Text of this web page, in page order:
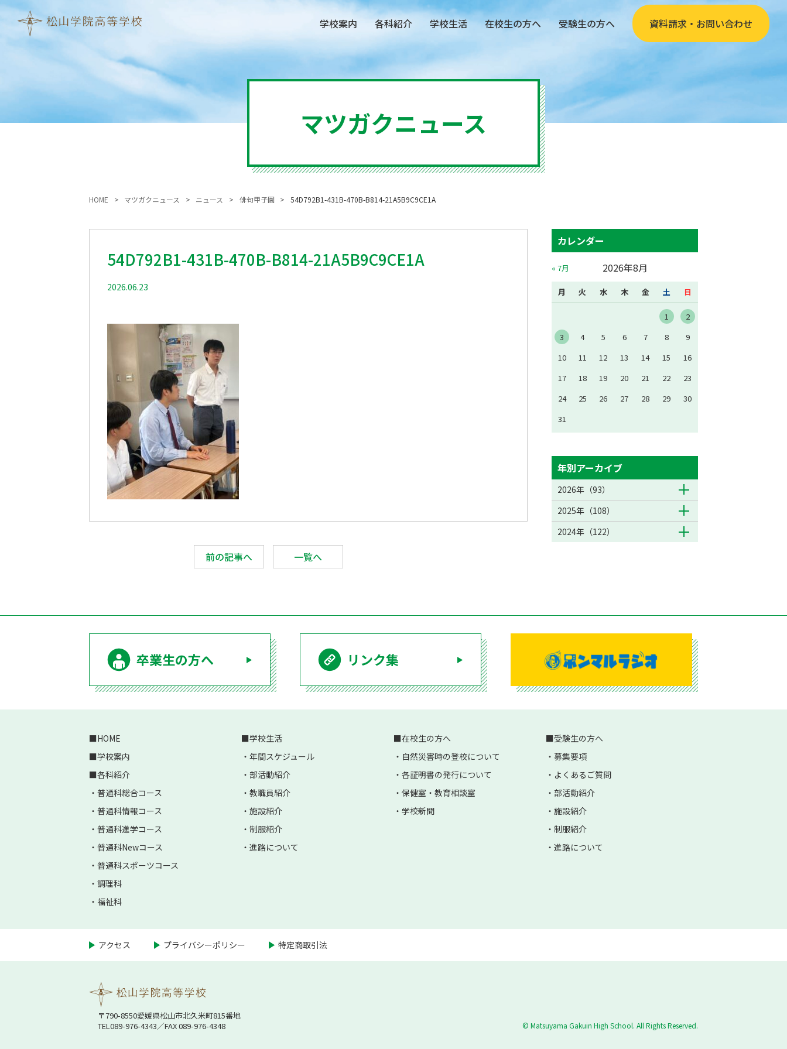
学校案内 各科紹介 学校生活 在校生の方へ 受験生の方へ 資料請求・お問い合わせ
マツガクニュース
HOME マツガクニュース ニュース 俳句甲子園 54D792B1-431B-470B-B814-21A5B9C9CE1A
54D792B1-431B-470B-B814-21A5B9C9CE1A
2026.06.23
前の記事へ 一覧へ
カレンダー
2026年8月
月 火 水 木 金 土 日
1
2
3
4 5 6 7 8
9
10
11 12 13 14 15
16
17
18 19 20 21 22
23
24
25 26 27 28 29
30
31
« 7月
年別アーカイブ
2026年（93）
2025年（108）
2024年（122）
卒業生の方へ リンク集
HOME
学校案内
各科紹介
普通科総合コース
普通科情報コース
普通科進学コース
普通科Newコース
普通科スポーツコース
調理科
福祉科
学校生活
年間スケジュール
部活動紹介
教職員紹介
施設紹介
制服紹介
進路について
在校生の方へ
自然災害時の登校について
各証明書の発行について
保健室・教育相談室
学校新聞
受験生の方へ
募集要項
よくあるご質問
部活動紹介
施設紹介
制服紹介
進路について
アクセス プライバシーポリシー 特定商取引法
〒790-8550愛媛県松⼭市北久⽶町815番地
TEL089-976-4343／FAX 089-976-4348 © Matsuyama Gakuin High School. All Rights Reserved.